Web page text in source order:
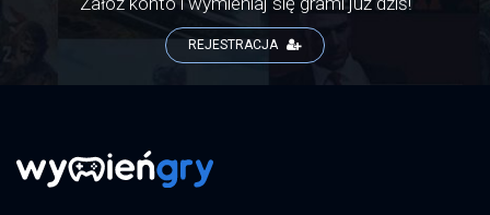
REJESTRACJA